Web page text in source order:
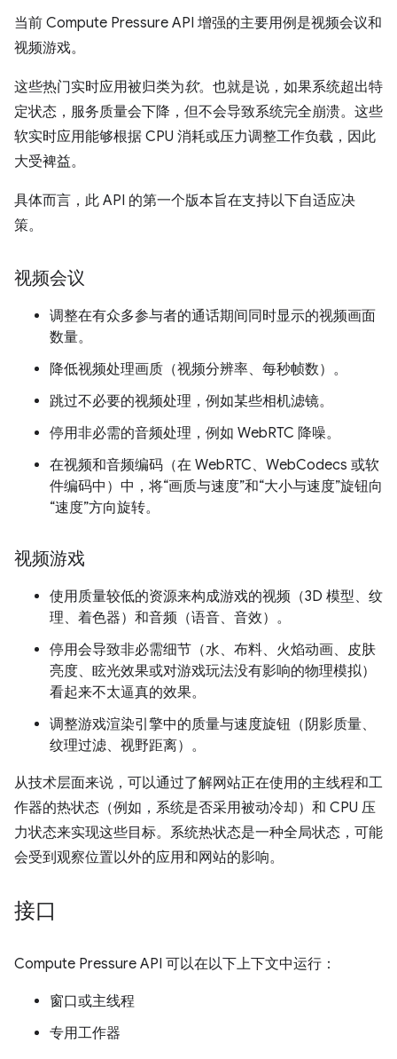
当前 Compute Pressure API 增强的主要用例是视频会议和
视频游戏。
这些热门实时应用被归类为软。也就是说，如果系统超出特
定状态，服务质量会下降，但不会导致系统完全崩溃。这些
软实时应用能够根据 CPU 消耗或压力调整工作负载，因此
大受裨益。
具体而言，此 API 的第一个版本旨在支持以下自适应决
策。
视频会议
调整在有众多参与者的通话期间同时显示的视频画面
数量。
降低视频处理画质（视频分辨率、每秒帧数）。
跳过不必要的视频处理，例如某些相机滤镜。
停用非必需的音频处理，例如 WebRTC 降噪。
在视频和音频编码（在 WebRTC、WebCodecs 或软
件编码中）中，将“画质与速度”和“大小与速度”旋钮向
“速度”方向旋转。
视频游戏
使用质量较低的资源来构成游戏的视频（3D 模型、纹
理、着色器）和音频（语音、音效）。
停用会导致非必需细节（水、布料、火焰动画、皮肤
亮度、眩光效果或对游戏玩法没有影响的物理模拟）
看起来不太逼真的效果。
调整游戏渲染引擎中的质量与速度旋钮（阴影质量、
纹理过滤、视野距离）。
从技术层面来说，可以通过了解网站正在使用的主线程和工
作器的热状态（例如，系统是否采用被动冷却）和 CPU 压
力状态来实现这些目标。系统热状态是一种全局状态，可能
会受到观察位置以外的应用和网站的影响。
接口
Compute Pressure API 可以在以下上下文中运行：
窗口或主线程
专用工作器